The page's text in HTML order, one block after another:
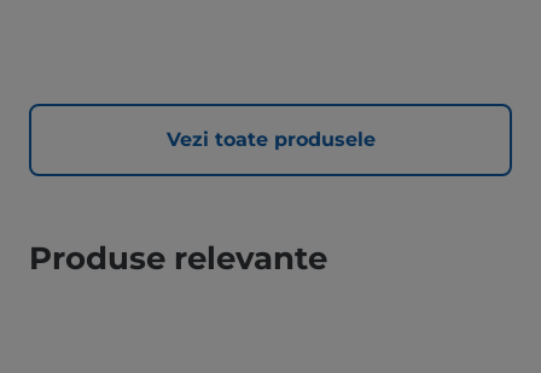
Vezi toate produsele
Produse relevante